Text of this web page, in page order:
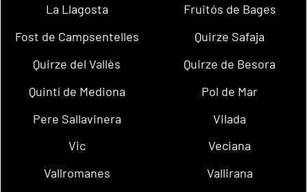
La Llagosta
Fruitós de Bages
Fost de Campsentelles
Quirze Safaja
Quirze del Vallès
Quirze de Besora
Quintí de Mediona
Pol de Mar
Pere Sallavinera
Vilada
Vic
Veciana
Vallromanes
Vallirana